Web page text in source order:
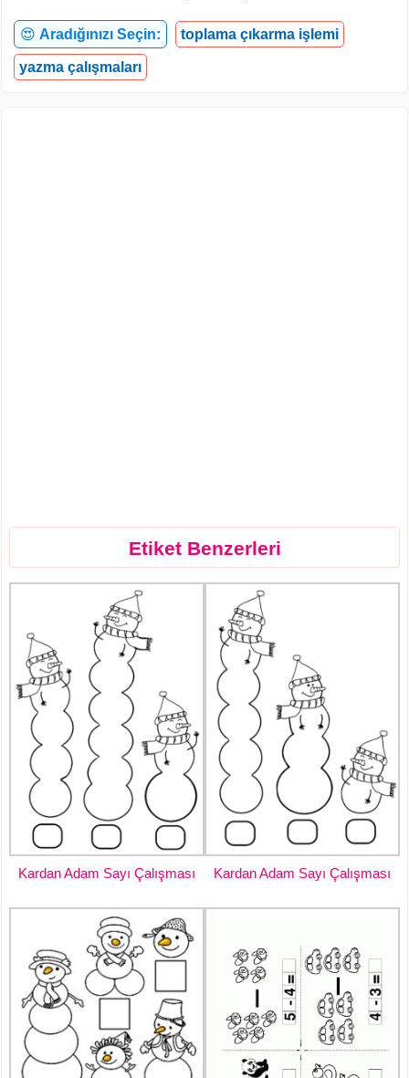
😍 Aradığınızı Seçin: toplama çıkarma işlemi
yazma çalışmaları
Etiket Benzerleri
Kardan Adam Sayı Çalışması Kardan Adam Sayı Çalışması